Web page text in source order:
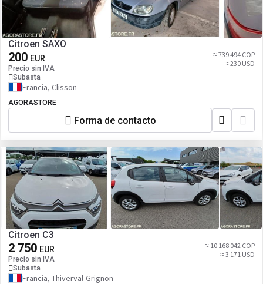
Citroen SAXO
200 EUR
Precio sin IVA
Subasta
≈ 739 494 COP
≈ 230 USD
Francia, Clisson
AGORASTORE
Forma de contacto
Citroen C3
2 750 EUR
Precio sin IVA
Subasta
≈ 10 168 042 COP
≈ 3 171 USD
Francia, Thiverval-Grignon